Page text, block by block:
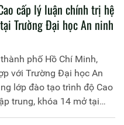
cấp lý luận chính trị hệ
Trường Đại học An ninh
phố Hồ Chí Minh,
với Trường Đại học An
lớp đào tạo trình độ Cao
trung, khóa 14 mở tại
Đồng chí PGS.TS,